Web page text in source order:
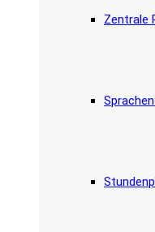
Zentrale